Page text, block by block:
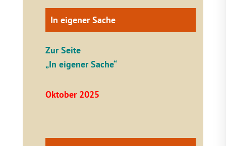
In eigener Sache
Zur Seite
„In eigener Sache“
Oktober 2025